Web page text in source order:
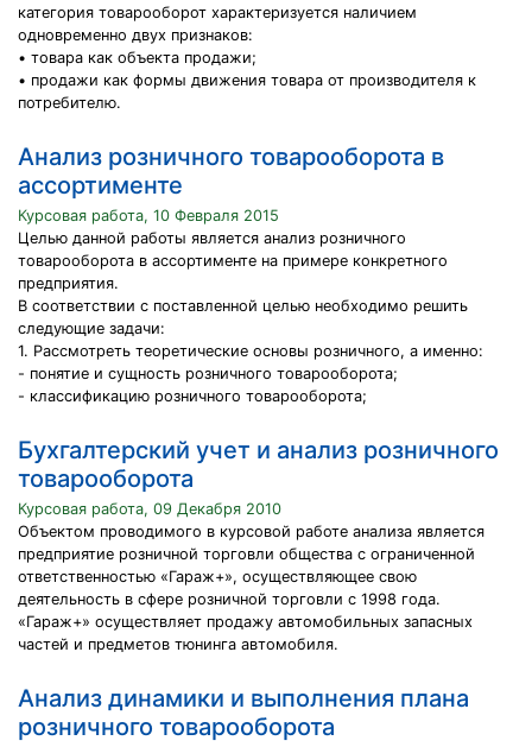
категория товарооборот характеризуется наличием
одновременно двух признаков:
• товара как объекта продажи;
• продажи как формы движения товара от производителя к
потребителю.
Анализ розничного товарооборота в
ассортименте
Курсовая работа, 10 Февраля 2015
Целью данной работы является анализ розничного
товарооборота в ассортименте на примере конкретного
предприятия.
В соответствии с поставленной целью необходимо решить
следующие задачи:
1. Рассмотреть теоретические основы розничного, а именно:
- понятие и сущность розничного товарооборота;
- классификацию розничного товарооборота;
Бухгалтерский учет и анализ розничного
товарооборота
Курсовая работа, 09 Декабря 2010
Объектом проводимого в курсовой работе анализа является
предприятие розничной торговли общества с ограниченной
ответственностью «Гараж+», осуществляющее свою
деятельность в сфере розничной торговли с 1998 года.
«Гараж+» осуществляет продажу автомобильных запасных
частей и предметов тюнинга автомобиля.
Анализ динамики и выполнения плана
розничного товарооборота